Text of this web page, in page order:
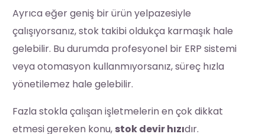
Ayrıca eğer geniş bir ürün yelpazesiyle
çalışıyorsanız, stok takibi oldukça karmaşık hale
gelebilir. Bu durumda profesyonel bir ERP sistemi
veya otomasyon kullanmıyorsanız, süreç hızla
yönetilemez hale gelebilir.
Fazla stokla çalışan işletmelerin en çok dikkat
etmesi gereken konu, stok devir hızıdır.